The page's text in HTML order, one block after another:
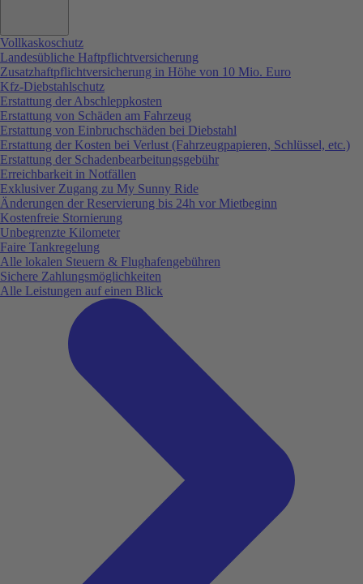
Vollkaskoschutz
Landesübliche Haftpflichtversicherung
Zusatzhaftpflichtversicherung in Höhe von 10 Mio. Euro
Kfz-Diebstahlschutz
Erstattung der Abschleppkosten
Erstattung von Schäden am Fahrzeug
Erstattung von Einbruchschäden bei Diebstahl
Erstattung der Kosten bei Verlust (Fahrzeugpapieren, Schlüssel, etc.)
Erstattung der Schadenbearbeitungsgebühr
Erreichbarkeit in Notfällen
Exklusiver Zugang zu My Sunny Ride
Änderungen der Reservierung bis 24h vor Mietbeginn
Kostenfreie Stornierung
Unbegrenzte Kilometer
Faire Tankregelung
Alle lokalen Steuern & Flughafengebühren
Sichere Zahlungsmöglichkeiten
Alle Leistungen auf einen Blick